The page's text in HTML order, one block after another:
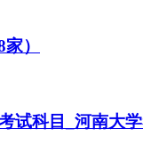
）
试科目_河南大